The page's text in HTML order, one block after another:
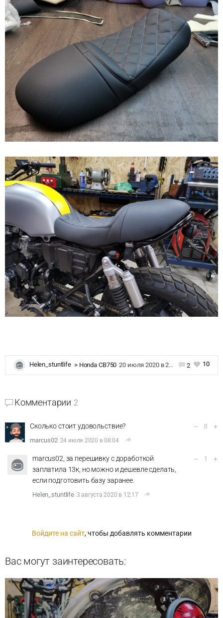
Helen_stuntlife > Honda CB750 20 июля 2020 в 20:02 2 10
Комментарии 2
Сколько стоит удовольствие?
marcus02 24 июля 2020 в 08:04
– 0 +
marcus02, за перешивку с доработкой
заплатила 13к, но можно и дешевле сделать,
если подготовить базу заранее.
Helen_stuntlife 3 августа 2020 в 12:17
– 1 +
Войдите на сайт, чтобы добавлять комментарии
Вас могут заинтересовать: